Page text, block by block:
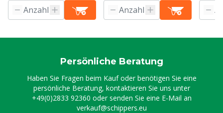
Persönliche Beratung
Haben Sie Fragen beim Kauf oder benötigen Sie eine
persönliche Beratung, kontaktieren Sie uns unter
+49(0)2833 92360 oder senden Sie eine E-Mail an
verkauf@schippers.eu